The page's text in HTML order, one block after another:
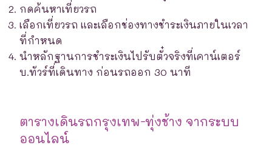
กดค้นหาเที่ยวรถ
เลือกเที่ยวรถ และเลือกช่องทางชำระเงินภายในเวลา
ที่กำหนด
นำหลักฐานการชำระเงินไปรับตั๋วจริงที่เคาน์เตอร์
บ.ทัวร์ที่เดินทาง ก่อนรถออก 30 นาที
ตารางเดินรถกรุงเทพ-ทุ่งช้าง จากระบบ
ออนไลน์